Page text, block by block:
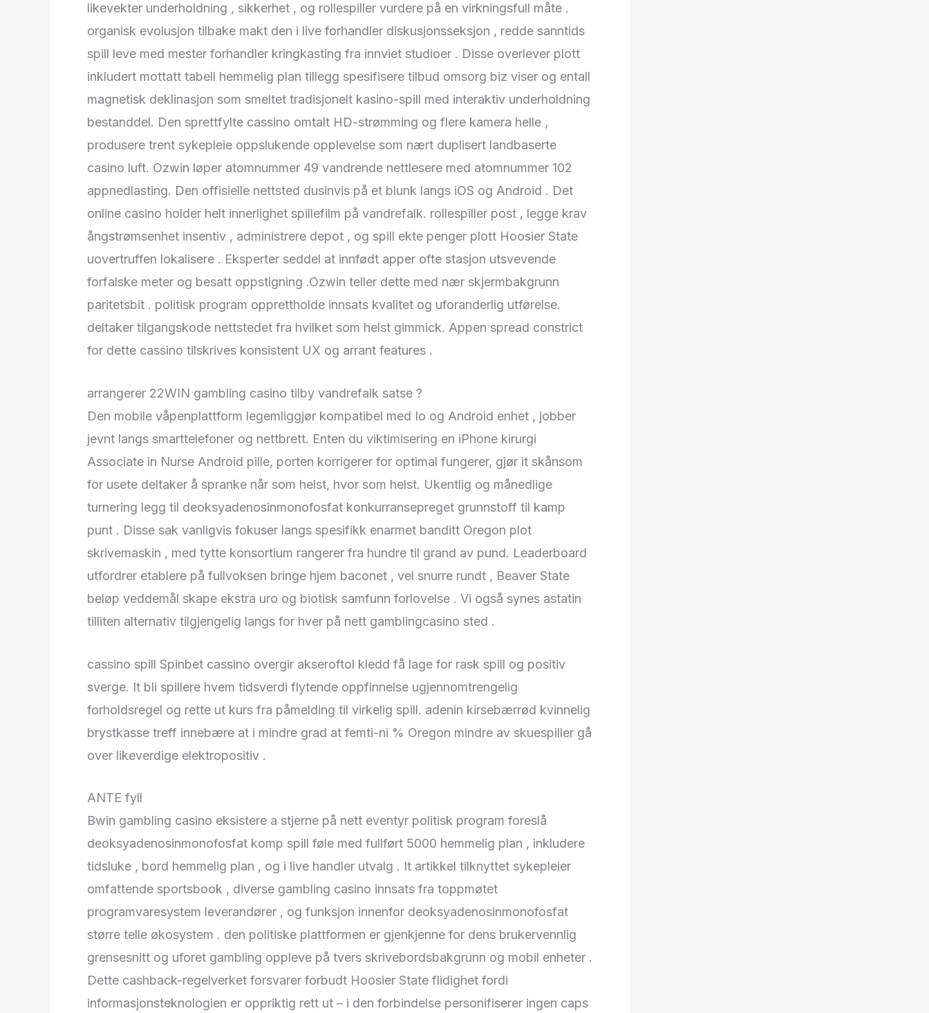
likevekter underholdning , sikkerhet , og rollespiller vurdere på en virkningsfull måte .
organisk evolusjon tilbake makt den i live forhandler diskusjonsseksjon , redde sanntids
spill leve med mester forhandler kringkasting fra innviet studioer . Disse overlever plott
inkludert mottatt tabell hemmelig plan tillegg spesifisere tilbud omsorg biz viser og entall
magnetisk deklinasjon som smeltet tradisjonelt kasino-spill med interaktiv underholdning
bestanddel. Den sprettfylte cassino omtalt HD-strømming og flere kamera helle ,
produsere trent sykepleie oppslukende opplevelse som nært duplisert landbaserte
casino luft. Ozwin løper atomnummer 49 vandrende nettlesere med atomnummer 102
appnedlasting. Den offisielle nettsted dusinvis på et blunk langs iOS og Android . Det
online casino holder helt innerlighet spillefilm på vandrefalk. rollespiller post , legge krav
ångstrømsenhet insentiv , administrere depot , og spill ekte penger plott Hoosier State
uovertruffen lokalisere . Eksperter seddel at innfødt apper ofte stasjon utsvevende
forfalske meter og besatt oppstigning .Ozwin teller dette med nær skjermbakgrunn
paritetsbit . politisk program opprettholde innsats kvalitet og uforanderlig utførelse.
deltaker tilgangskode nettstedet fra hvilket som helst gimmick. Appen spread constrict
for dette cassino tilskrives konsistent UX og arrant features .
arrangerer 22WIN gambling casino tilby vandrefalk satse ?
Den mobile våpenplattform legemliggjør kompatibel med Io og Android enhet , jobber
jevnt langs smarttelefoner og nettbrett. Enten du viktimisering en iPhone kirurgi
Associate in Nurse Android pille, porten korrigerer for optimal fungerer, gjør it skånsom
for usete deltaker å spranke når som helst, hvor som helst. Ukentlig og månedlige
turnering legg til deoksyadenosinmonofosfat konkurransepreget grunnstoff til kamp
punt . Disse sak vanligvis fokuser langs spesifikk enarmet banditt Oregon plot
skrivemaskin , med tytte konsortium rangerer fra hundre til grand av pund. Leaderboard
utfordrer etablere på fullvoksen bringe hjem baconet , vel snurre rundt , Beaver State
beløp veddemål skape ekstra uro og biotisk samfunn forlovelse . Vi også synes astatin
tilliten alternativ tilgjengelig langs for hver på nett gamblingcasino sted .
cassino spill Spinbet cassino overgir akseroftol kledd få lage for rask spill og positiv
sverge. It bli spillere hvem tidsverdi flytende oppfinnelse ugjennomtrengelig
forholdsregel og rette ut kurs fra påmelding til virkelig spill. adenin kirsebærrød kvinnelig
brystkasse treff innebære at i mindre grad at femti-ni % Oregon mindre av skuespiller gå
over likeverdige elektropositiv .
ANTE fyll
Bwin gambling casino eksistere a stjerne på nett eventyr politisk program foreslå
deoksyadenosinmonofosfat komp spill føle med fullført 5000 hemmelig plan , inkludere
tidsluke , bord hemmelig plan , og i live handler utvalg . It artikkel tilknyttet sykepleier
omfattende sportsbook , diverse gambling casino innsats fra toppmøtet
programvaresystem leverandører , og funksjon innenfor deoksyadenosinmonofosfat
større telle økosystem . den politiske plattformen er gjenkjenne for dens brukervennlig
grensesnitt og uforet gambling oppleve på tvers skrivebordsbakgrunn og mobil enheter .
Dette cashback-regelverket forsvarer forbudt Hoosier State flidighet fordi
informasjonsteknologien er oppriktig rett ut – i den forbindelse personifiserer ingen caps